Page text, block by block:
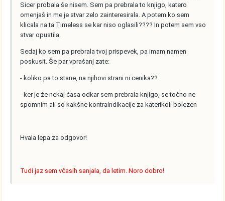
Sicer probala še nisem. Sem pa prebrala to knjigo, katero
omenjaš in me je stvar zelo zainteresirala. A potem ko sem
klicala na ta Timeless se kar niso oglasili???? In potem sem vso
stvar opustila.
Sedaj ko sem pa prebrala tvoj prispevek, pa imam namen
poskusit. Še par vprašanj zate:
- koliko pa to stane, na njihovi strani ni cenika??
- ker je že nekaj časa odkar sem prebrala knjigo, se točno ne
spomnim ali so kakšne kontraindikacije za katerikoli bolezen
Hvala lepa za odgovor!
Tudi jaz sem včasih sanjala, da letim. Noro dobro!